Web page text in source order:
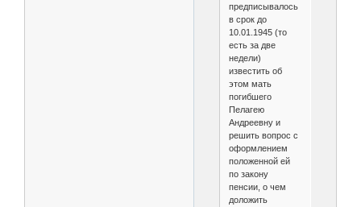
предписывалось
в срок до
10.01.1945 (то
есть за две
недели)
известить об
этом мать
погибшего
Пелагею
Андреевну и
решить вопрос с
оформлением
положенной ей
по закону
пенсии, о чем
доложить